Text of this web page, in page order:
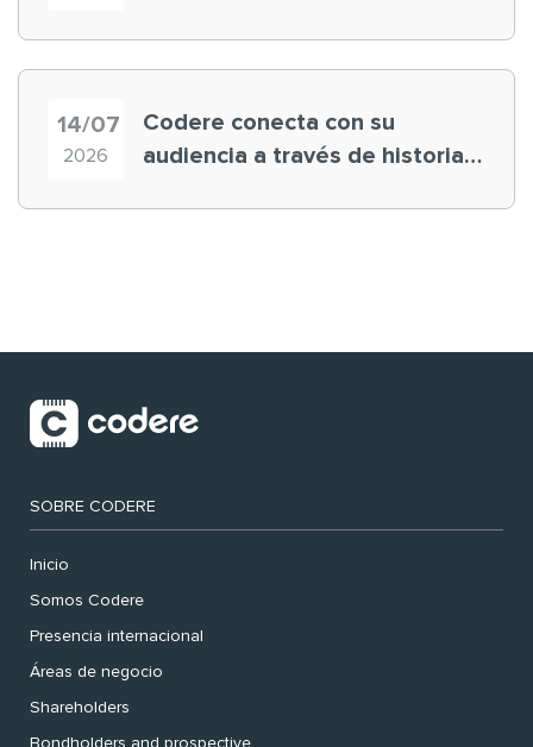
14/07
2026
Codere conecta con su
audiencia a través de historias
SOBRE CODERE
Inicio
Somos Codere
Presencia internacional
Áreas de negocio
Shareholders